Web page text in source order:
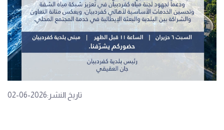
تاريخ النشر:2026-06-02